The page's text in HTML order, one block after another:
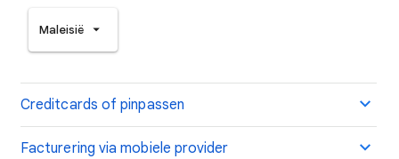
Maleisië
Creditcards of pinpassen
Facturering via mobiele provider